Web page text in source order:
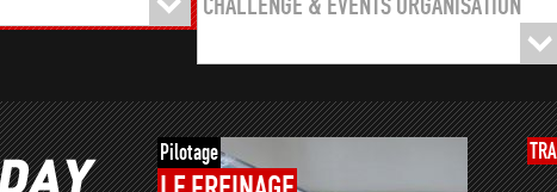
CHALLENGE & EVENTS ORGANISATION
Pilotage